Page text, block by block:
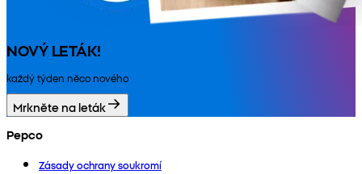
NOVÝ LETÁK!
každý týden něco nového
Mrkněte na leták
Pepco
Zásady ochrany soukromí